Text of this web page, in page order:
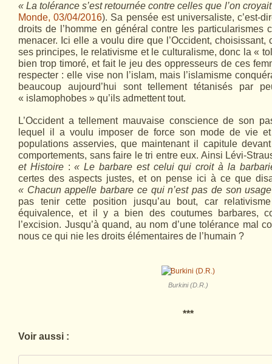
« La tolérance s’est retournée contre celles que l’on
Monde, 03/04/2016). Sa pensée est universaliste, c’est-
droits de l’homme en général contre les particularismes
menacer. Ici elle a voulu dire que l’Occident, choisissant,
ses principes, le relativisme et le culturalisme, donc la «
bien trop timoré, et fait le jeu des oppresseurs de ces
respecter : elle vise non l’islam, mais l’islamisme
beaucoup aujourd’hui sont tellement tétanisés par
« islamophobes » qu’ils admettent tout.
L’Occident a tellement mauvaise conscience de son
lequel il a voulu imposer de force son mode de vie
populations asservies, que maintenant il capitule
comportements, sans faire le tri entre eux. Ainsi Lévi-
et Histoire:« Le barbare est celui qui croit à la
certes des aspects justes, et on pense ici à ce que
« Chacun appelle barbare ce qui n’est pas de son
pas tenir cette position jusqu’au bout, car
équivalence, et il y a bien des coutumes barbares,
l’excision. Jusqu’à quand, au nom d’une tolérance mal
nous ce qui nie les droits élémentaires de l’humain ?
Burkini (D.R.)
***
Voir aussi :